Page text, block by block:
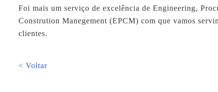
Foi mais um serviço de excelência de Engineering,
Constrution Manegement (EPCM) com que vamos
clientes.
< Voltar